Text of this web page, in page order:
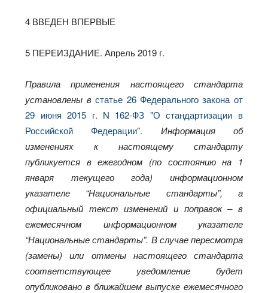
4 ВВЕДЕН ВПЕРВЫЕ
5 ПЕРЕИЗДАНИЕ. Апрель 2019 г.
Правила применения настоящего стандарта
установлены в статье 26 Федерального закона от
29 июня 2015 г. N 162-ФЗ "О стандартизации в
Российской Федерации".
Информация об
изменениях к настоящему стандарту
публикуется в ежегодном (по состоянию на 1
января текущего года) информационном
указателе “Национальные стандарты”, а
официальный текст изменений и поправок – в
ежемесячном информационном указателе
“Национальные стандарты”. В случае пересмотра
(замены) или отмены настоящего стандарта
соответствующее уведомление будет
опубликовано в ближайшем выпуске ежемесячного